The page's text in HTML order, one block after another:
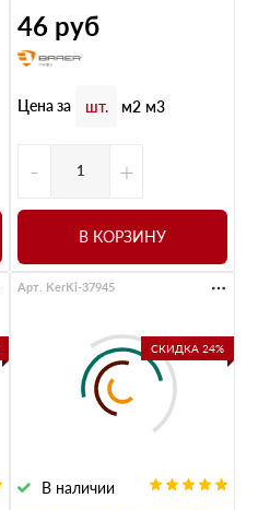
46 руб
Цена за шт. м2 м3
- +
В КОРЗИНУ
СКИДКА 24%
В наличии
Арт. KerKi-37945